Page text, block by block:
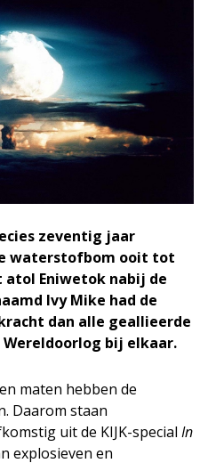
zeventig jaar
waterstofbom ooit tot
atol Eniwetok nabij de
Ivy Mike had de
dan alle geallieerde
bij elkaar.
maten hebben de
Daarom staan
uit de KIJK-special In
explosieven en